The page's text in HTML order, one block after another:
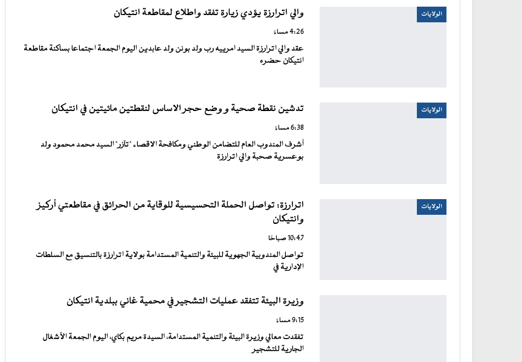
الولايات والي اترارزة يؤدي زيارة تفقد واطلاع لمقاطعة انتيكان
4:26 مساءً
عقد والي اترارزة السيد امرييه رب ولد بونن ولد عابدين اليوم الجمعة اجتماعا بساكنة مقاطعة
انتيكان حضره
الولايات تدشين نقطة صحية و وضع حجر الاساس لنقطتين مائيتين في انتيكان
6:38 مساءً
أشرف المندوب العام للتضامن الوطني ومكافحة الاقصاء "تآزر" السيد محمد محمود ولد
بوعسرية صحبة والي اترارزة
الولايات
اترارزة: تواصل الحملة التحسيسية للوقاية من الحرائق في مقاطعتي أركيز
وانتيكان
10:47 صباحًا
تواصل المندوبية الجهوية للبيئة والتنمية المستدامة بولاية اترارزة بالتنسيق مع السلطات
الإدارية في
وزيرة البيئة تتفقد عمليات التشجير في محمية غاني ببلدية انتيكان
9:15 مساءً
تفقدت معالي وزيرة البيئة والتنمية المستدامة، السيدة مريم بكاي، اليوم الجمعة الأشغال
الجارية للتشجير